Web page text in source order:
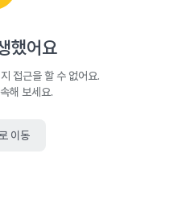
했어요
접근을 할 수 없어요.
해 보세요.
이동